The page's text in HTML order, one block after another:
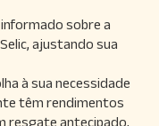
sobre a
ajustando sua
à sua necessidade
têm rendimentos
resgate antecipado,